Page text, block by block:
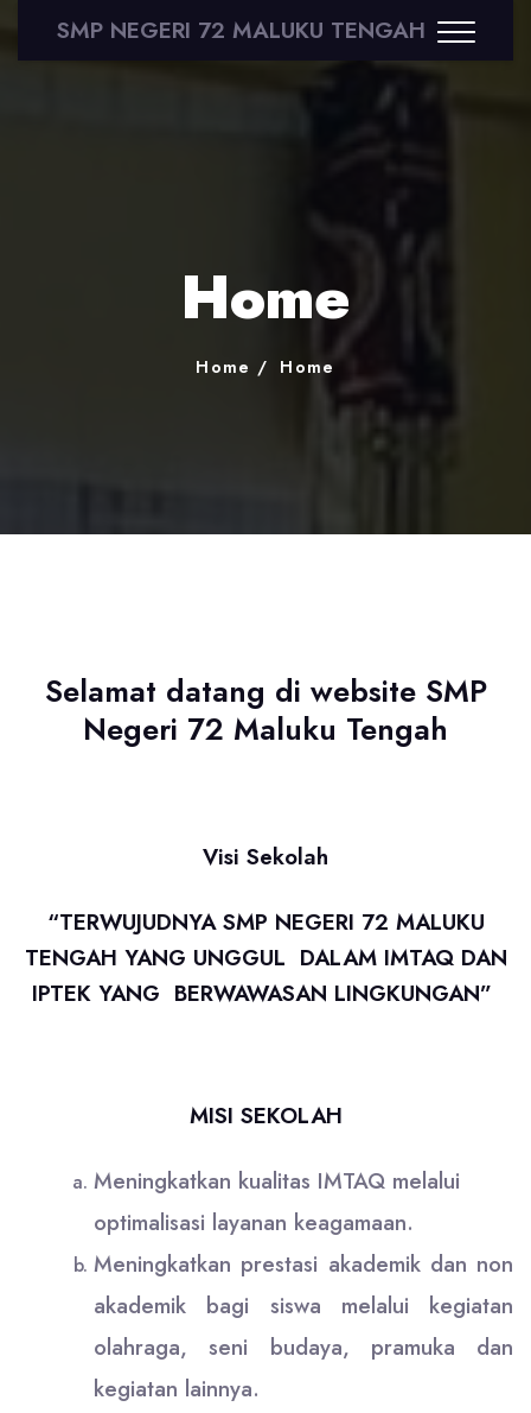
SMP NEGERI 72 MALUKU TENGAH
Home
Home Home
Selamat datang di website SMP
Negeri 72 Maluku Tengah
Visi Sekolah
“TERWUJUDNYA SMP NEGERI 72 MALUKU
TENGAH YANG UNGGUL DALAM IMTAQ DAN
IPTEK YANG BERWAWASAN LINGKUNGAN”
MISI SEKOLAH
Meningkatkan kualitas IMTAQ melalui
optimalisasi layanan keagamaan.
Meningkatkan prestasi akademik dan non
akademik bagi siswa melalui kegiatan
olahraga, seni budaya, pramuka dan
kegiatan lainnya.